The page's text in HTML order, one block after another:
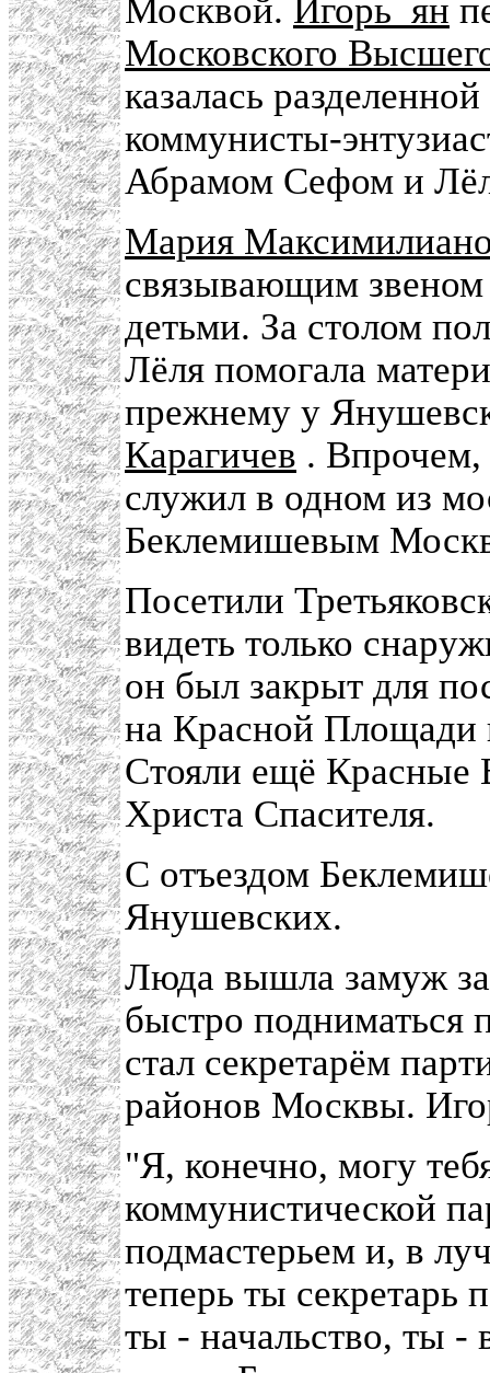
Москвой. Игорь_ян
Московского
казалась
коммунисты-
Абрамом Сефом и
Мария
связывающим
детьми. За столом
Лёля помогала
прежнему у
Карагичев . Впрочем,
служил в одном из
Беклемишевым
Посетили
видеть только
он был закрыт для
на Красной Площади
Стояли ещё Красные
Христа Спасителя.
С отъездом
Янушевских.
Люда вышла замуж
быстро подниматься
стал секретарём
районов Москвы.
"Я, конечно, могу
коммунистической
подмастерьем и, в
теперь ты секретарь
ты - начальство, ты -